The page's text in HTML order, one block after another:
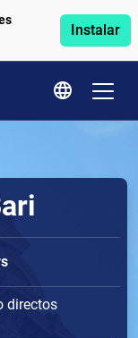
Instalar
directos